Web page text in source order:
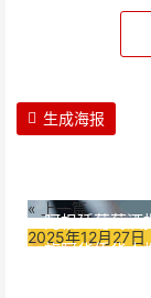
生成海报
阿根廷葡萄酒
« 上一篇
旅阿华侨华人
2025年12月27日